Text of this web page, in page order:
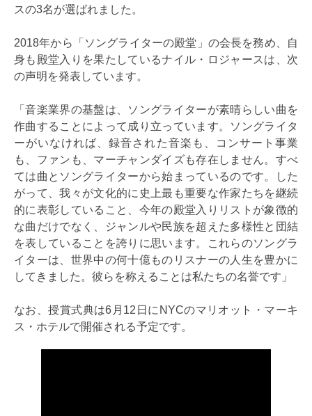
スの3名が選ばれました。
2018年から「ソングライターの殿堂」の会長を務め、自
身も殿堂入りを果たしているナイル・ロジャースは、次
の声明を発表しています。
「音楽業界の基盤は、ソングライターが素晴らしい曲を
作曲することによって成り立っています。ソングライタ
ーがいなければ、録音された音楽も、コンサート事業
も、ファンも、マーチャンダイズも存在しません。すべ
ては曲とソングライターから始まっているのです。した
がって、我々が文化的に史上最も重要な作家たちを継続
的に表彰していること、今年の殿堂入りリストが象徴的
な曲だけでなく、ジャンルや民族を超えた多様性と団結
を表していることを誇りに思います。これらのソングラ
イターは、世界中の何十億ものリスナーの人生を豊かに
してきました。彼らを称えることは私たちの名誉です」
なお、授賞式典は6月12日にNYCのマリオット・マーキ
ス・ホテルで開催される予定です。